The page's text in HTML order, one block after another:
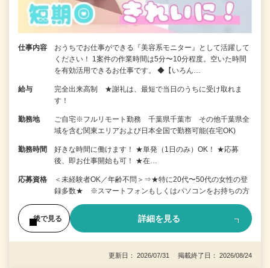
仕事内容
おうちでお仕事ができる『美容系モニター』として活躍して
ください！ 1案件の作業時間は5分〜10分程度。空いた時間
を有効活用できるお仕事です。 ◆【いろん…
給与
完全出来高制 ★謝礼は、最短で当日のうちに受け取れま
す！
勤務地
ご自宅※フルリモート勤務 千葉県千葉市 その他千葉県全
域を含む関東エリアおよび日本全国で勤務可能(在宅OK)
勤務時間
好きな時間に働けます！ ★単発（1日のみ）OK！ ★応募
後、即お仕事開始も可！ ★在…
応募資格
＜未経験者OK／年齢不問＞⇒★特に20代〜50代の女性の登
録多数★ ※スマートフォンもしくはパソコンをお持ちの方
後で見る 詳細を見る
更新日： 2026/07/31 掲載終了日： 2026/08/24